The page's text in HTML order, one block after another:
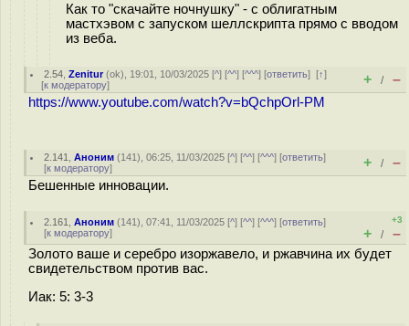
Как то "скачайте ночнушку" - с облигатным
мастхэвом с запуском шеллскрипта прямо с вводом
из веба.
2.54 ,Zenitur(ok), 19:01, 10/03/2025 [^] [^^] [^^^] [ответить][↑]
[к модератору] + / –
https://www.youtube.com/watch?v=bQchpOrl-PM
2.141 ,Аноним (141), 06:25, 11/03/2025 [^] [^^] [^^^] [ответить]
[к модератору] + / –
Бешенные инновации.
2.161 ,Аноним (141), 07:41, 11/03/2025 [^] [^^] [^^^] [ответить]
[к модератору]
+3
+ / –
Золото ваше и серебро изоржавело, и ржавчина их будет
свидетельством против вас.
Иак: 5: 3-3